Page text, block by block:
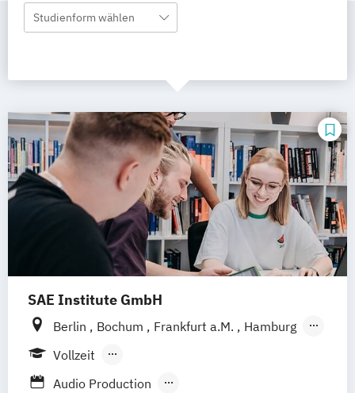
Studienform wählen
SAE Institute GmbH
Berlin Bochum Frankfurt a.M.
Hamburg
Köln
Leipzig
Vollzeit
Berufsbegleitendes Präsenzstudium
Audio Production